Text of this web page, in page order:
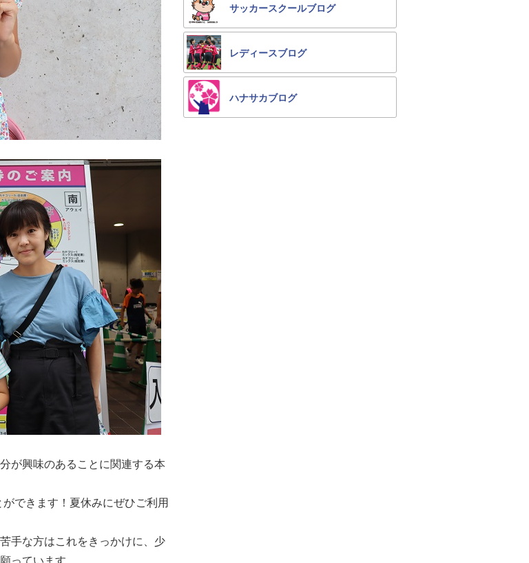
が興味のあることに関連する本
できます！夏休みにぜひご利用
手な方はこれをきっかけに、少
っています。
サッカースクールブログ
レディースブログ
ハナサカブログ